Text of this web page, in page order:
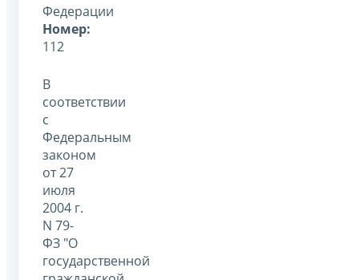
Федерации
Номер:
112
В
соответствии
с
Федеральным
законом
от 27
июля
2004 г.
N 79-
ФЗ "О
государственной